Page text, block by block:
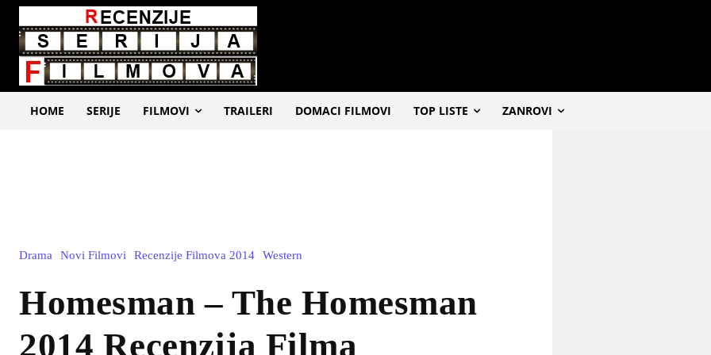
HOME SERIJE FILMOVI TRAILERI DOMACI FILMOVI TOP LISTE ZANROVI
Drama Novi Filmovi Recenzije Filmova 2014 Western
Homesman – The Homesman
2014 Recenzija Filma